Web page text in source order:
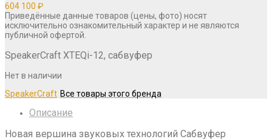
604 100 ₽
Приведённые данные товаров (цены, фото) носят
исключительно ознакомительный характер и не являются
публичной офертой.
SpeakerCraft XTEQi-12, сабвуфер
Нет в наличии
SpeakerCraft
Описание
Новая вершина звуковых технологий Сабвуфер